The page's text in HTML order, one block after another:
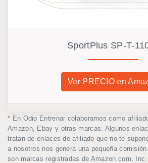
SportPlus SP-T-
Ver PRECIO en
* En Odio Entrenar colaboramos como
Amazon, Ebay y otras marcas. Algunos
tratan de enlaces de afiliado que no te
a nosotros nos genera una pequeña
son marcas registradas de Amazon.com, Inc